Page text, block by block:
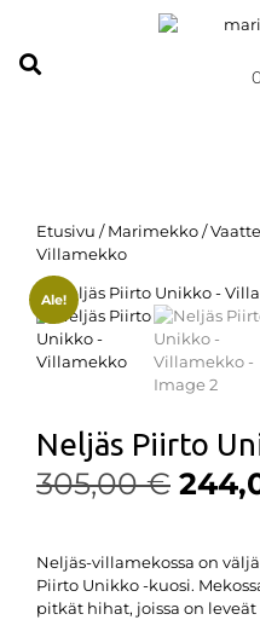
Etusivu /Marimekko/
Villamekko
Ale!
Neljäs Piirto
305,00€
Neljäs-villamekossa on
Piirto Unikko -kuosi.
pitkät hihat, joissa on